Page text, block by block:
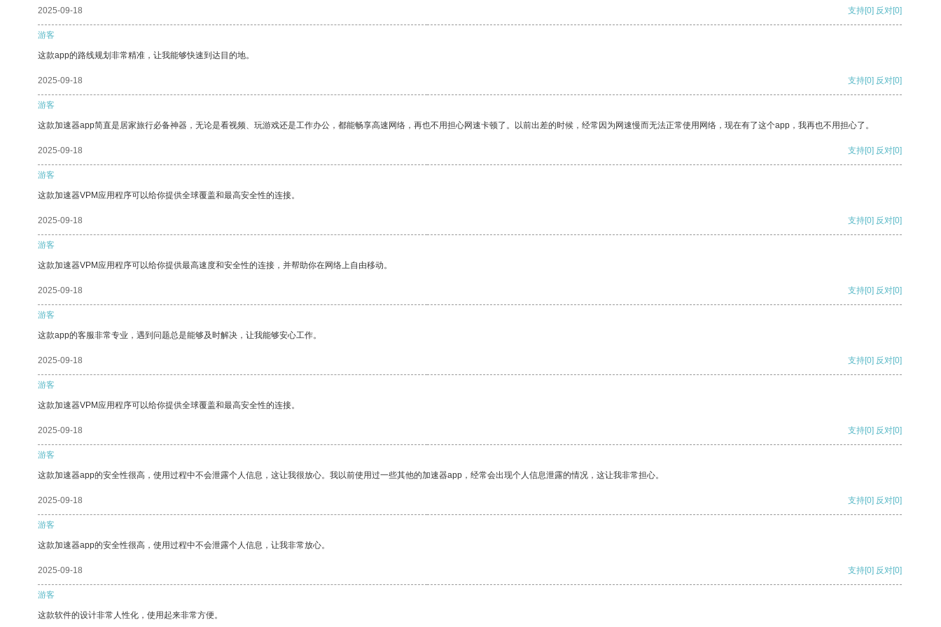
2025-09-18 支持[0] 反对[0]
游客
这款app的路线规划非常精准，让我能够快速到达目的地。
2025-09-18 支持[0] 反对[0]
游客
这款加速器app简直是居家旅行必备神器，无论是看视频、玩游戏还是工作办公，都能畅享高速网络，再也不用担心网速卡顿了。以前出差的时候，经常因为网速慢而无法正常使用网络，现在有了这个app，我再也不用担心了。
2025-09-18 支持[0] 反对[0]
游客
这款加速器VPM应用程序可以给你提供全球覆盖和最高安全性的连接。
2025-09-18 支持[0] 反对[0]
游客
这款加速器VPM应用程序可以给你提供最高速度和安全性的连接，并帮助你在网络上自由移动。
2025-09-18 支持[0] 反对[0]
游客
这款app的客服非常专业，遇到问题总是能够及时解决，让我能够安心工作。
2025-09-18 支持[0] 反对[0]
游客
这款加速器VPM应用程序可以给你提供全球覆盖和最高安全性的连接。
2025-09-18 支持[0] 反对[0]
游客
这款加速器app的安全性很高，使用过程中不会泄露个人信息，这让我很放心。我以前使用过一些其他的加速器app，经常会出现个人信息泄露的情况，这让我非常担心。
2025-09-18 支持[0] 反对[0]
游客
这款加速器app的安全性很高，使用过程中不会泄露个人信息，让我非常放心。
2025-09-18 支持[0] 反对[0]
游客
这款软件的设计非常人性化，使用起来非常方便。